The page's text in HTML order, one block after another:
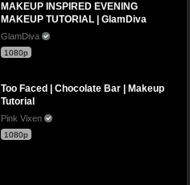
MAKEUP INSPIRED EVENING
MAKEUP TUTORIAL | GlamDiva
GlamDiva
1080p
Too Faced | Chocolate Bar | Makeup
Tutorial
Pink Vixen
1080p